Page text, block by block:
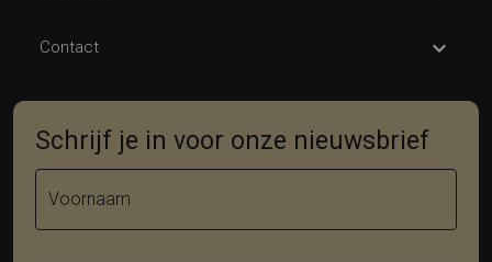
Contact
Schrijf je in voor onze nieuwsbrief
Voornaam